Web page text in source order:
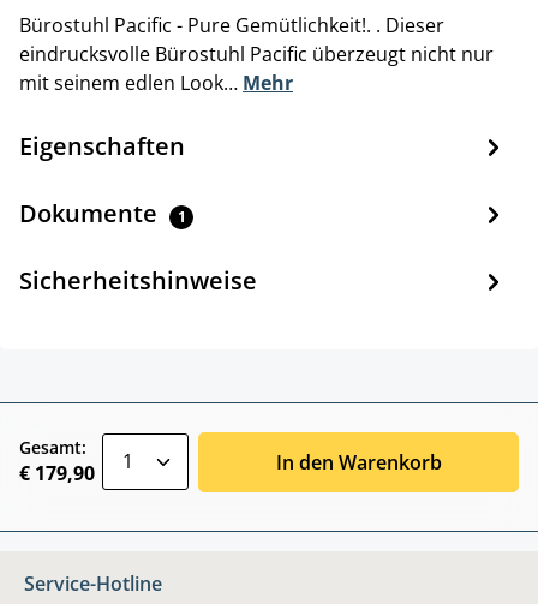
Bürostuhl Pacific - Pure Gemütlichkeit!. . Dieser
eindrucksvolle Bürostuhl Pacific überzeugt nicht nur
mit seinem edlen Look… Mehr
Eigenschaften
Dokumente 1
Sicherheitshinweise
Gesamt:
€ 179,90 In den Warenkorb
Service-Hotline